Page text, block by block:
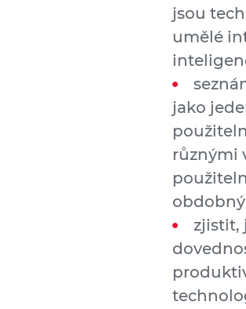
jsou
umělé
jako
různými
zjistit,